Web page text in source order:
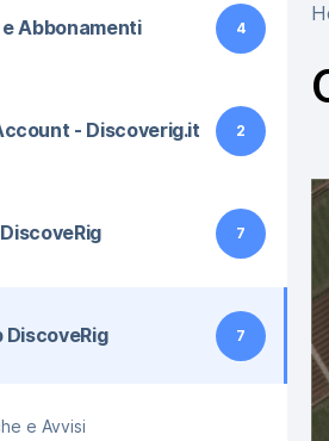
Abbonamenti 4
- Discoverig.it 2
7
DiscoveRig 7
e Avvisi